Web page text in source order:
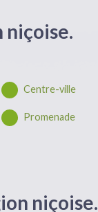
niçoise.
Centre-ville
Promenade
niçoise.